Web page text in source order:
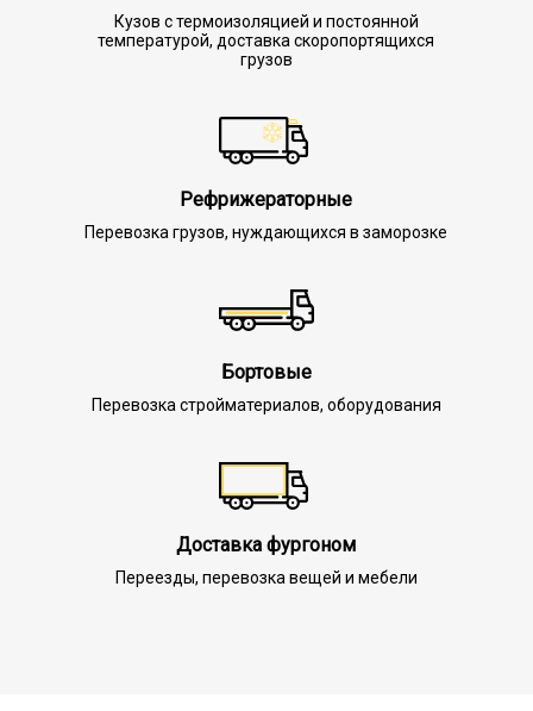
Кузов с термоизоляцией и постоянной
температурой, доставка скоропортящихся
грузов
Рефрижераторные
Перевозка грузов, нуждающихся в заморозке
Бортовые
Перевозка стройматериалов, оборудования
Доставка фургоном
Переезды, перевозка вещей и мебели